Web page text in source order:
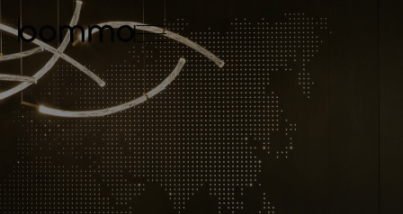
english čeština